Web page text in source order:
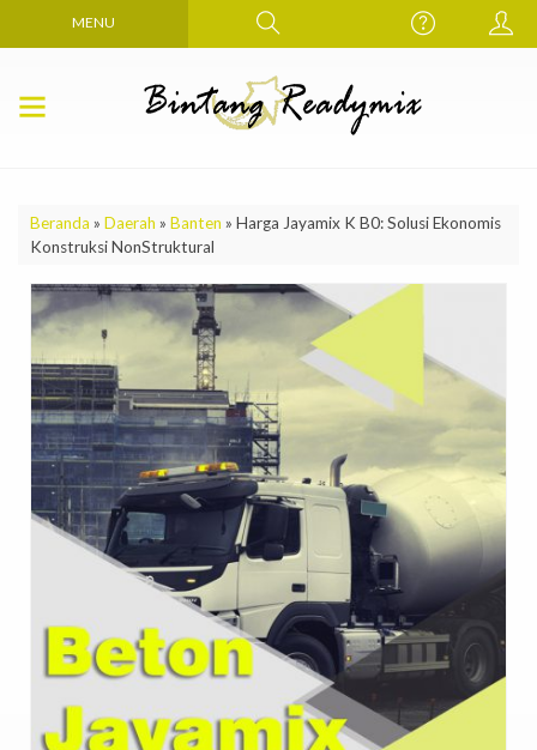
MENU
Beranda » Daerah » Banten » Harga Jayamix K B0: Solusi Ekonomis
Konstruksi NonStruktural